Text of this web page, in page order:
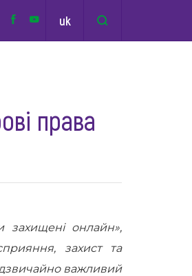
uk
права
онлайн»,
захист та
важливий